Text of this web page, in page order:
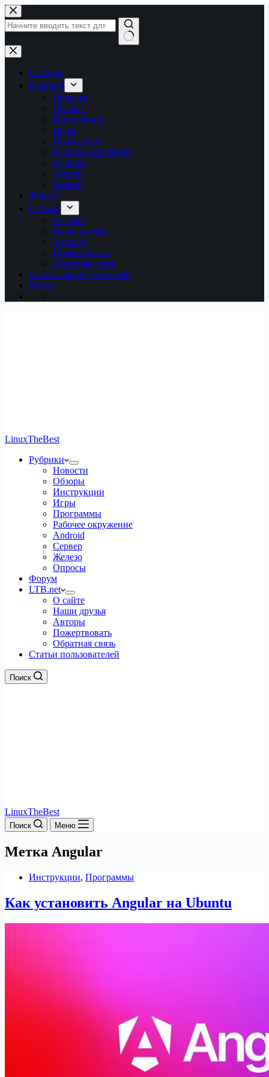
Перейти
к
сути
Ничего
не
найденоГлавная
Рубрики
Новости
Обзоры
Инструкции
Игры
Программы
Рабочее окружение
Android
Сервер
Железо
Форум
LTB.net
О сайте
Наши друзья
Авторы
Пожертвовать
Обратная связь
Статьи наших читателей
Войти
LinuxTheBest
Рубрики
Новости
Обзоры
Инструкции
Игры
Программы
Рабочее окружение
Android
Сервер
Железо
Опросы
Форум
LTB.net
О сайте
Наши друзья
Авторы
Пожертвовать
Обратная связь
Статьи пользователей
Поиск
LinuxTheBest
Поиск Меню
Метка Angular
Инструкции, Программы
Как установить Angular на Ubuntu